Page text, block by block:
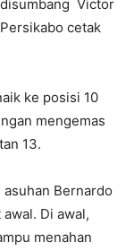
Victor
cetak
ke posisi 10
mengemas
13.
Bernardo
Di awal,
menahan